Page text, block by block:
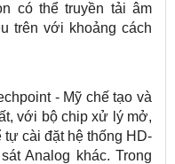
có thể truyền tải âm
trên với khoảng cách
- Mỹ chế tạo và
với bộ chip xử lý mở,
tự cài đặt hệ thống HD-
Analog khác. Trong